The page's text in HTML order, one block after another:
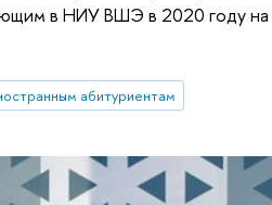
в НИУ ВШЭ в 2020 году
абитуриентам